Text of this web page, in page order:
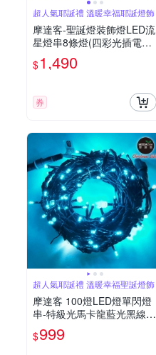
超人氣耶誕禮 溫暖幸福耶誕燈飾
摩達客-聖誕燈裝飾燈LED流
星燈串8條燈(四彩光插電式/
單燈長50cm) 本島免運費
$1,490
券
超人氣耶誕禮 溫暖幸福聖誕燈飾
摩達客 100燈LED燈單閃燈
串-特級光馬卡龍藍光黑線插
電式/環保省電高亮度/室內
情境燈串
$999